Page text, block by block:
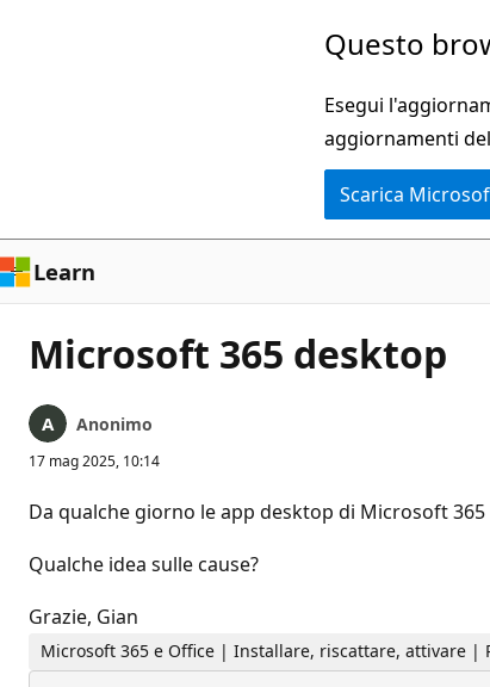
Questo
Esegui
aggiornamenti
Scarica
Learn
Microsoft 365 desktop
Anonimo
17 mag 2025, 10:14
Da qualche giorno le app desktop di Microsoft
Qualche idea sulle cause?
Grazie, Gian
Microsoft 365 e Office | Installare, riscattare, attivare |